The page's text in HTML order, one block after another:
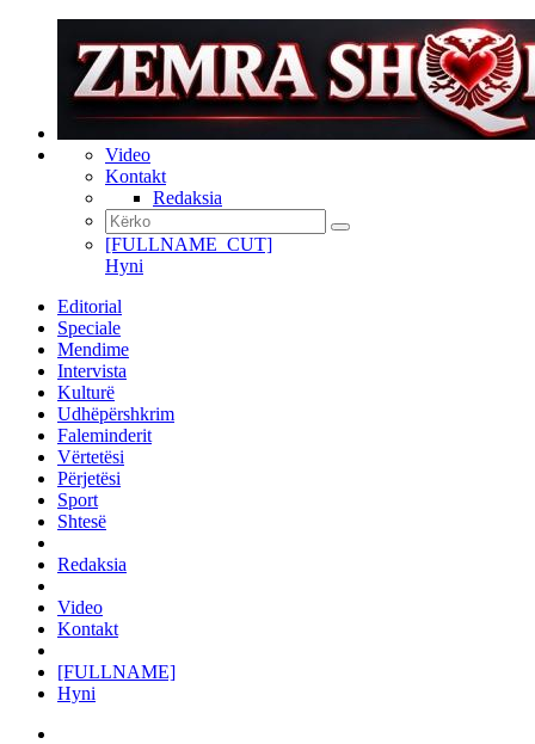
Video
Kontakt
Redaksia
[FULLNAME_CUT]
Hyni
Editorial
Speciale
Mendime
Intervista
Kulturë
Udhëpërshkrim
Faleminderit
Vërtetësi
Përjetësi
Sport
Shtesë
Redaksia
Video
Kontakt
[FULLNAME]
Hyni